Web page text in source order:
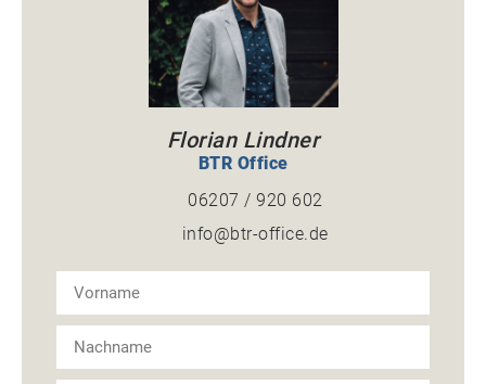
Florian Lindner
BTR Office
06207 / 920 602
info@btr-office.de